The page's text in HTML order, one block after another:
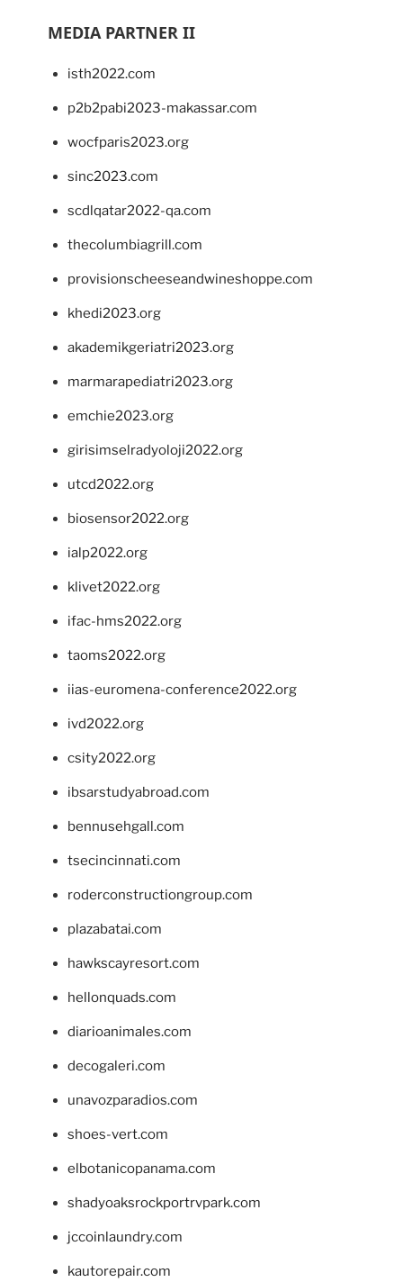
MEDIA PARTNER II
isth2022.com
p2b2pabi2023-makassar.com
wocfparis2023.org
sinc2023.com
scdlqatar2022-qa.com
thecolumbiagrill.com
provisionscheeseandwineshoppe.com
khedi2023.org
akademikgeriatri2023.org
marmarapediatri2023.org
emchie2023.org
girisimselradyoloji2022.org
utcd2022.org
biosensor2022.org
ialp2022.org
klivet2022.org
ifac-hms2022.org
taoms2022.org
iias-euromena-conference2022.org
ivd2022.org
csity2022.org
ibsarstudyabroad.com
bennusehgall.com
tsecincinnati.com
roderconstructiongroup.com
plazabatai.com
hawkscayresort.com
hellonquads.com
diarioanimales.com
decogaleri.com
unavozparadios.com
shoes-vert.com
elbotanicopanama.com
shadyoaksrockportrvpark.com
jccoinlaundry.com
kautorepair.com